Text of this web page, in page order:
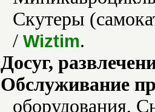
Скутеры
/ Wiztim.
Досуг,
Обслуживание
оборудования,